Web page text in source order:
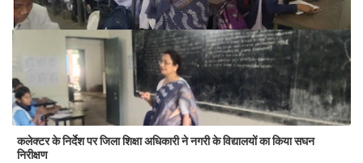
कलेक्टर के निर्देश पर जिला शिक्षा अधिकारी ने नगरी के विद्यालयों का किया सघन
निरीक्षण